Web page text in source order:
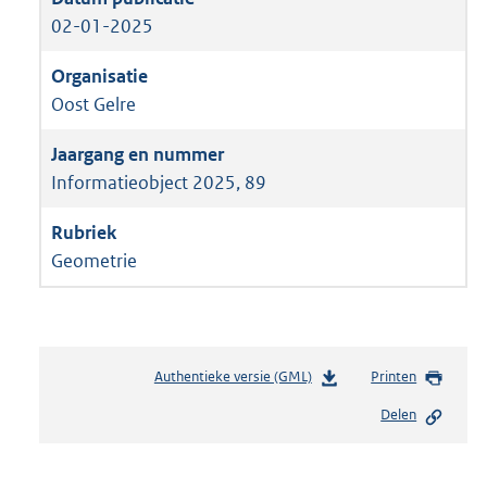
02-01-2025
Oost Gelre
Informatieobject 2025, 89
Geometrie
Authentieke versie (GML)b
Printen
Delen